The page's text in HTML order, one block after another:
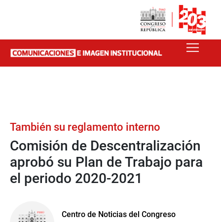
También su reglamento interno
Comisión de Descentralización
aprobó su Plan de Trabajo para
el periodo 2020-2021
Centro de Noticias del Congreso